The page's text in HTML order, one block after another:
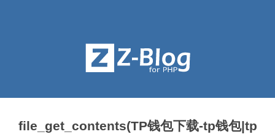
file_get_contents(TP钱包下载-tp钱包|tp